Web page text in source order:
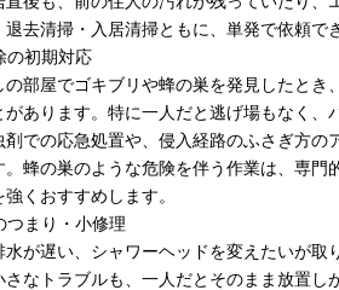
退去清掃・入居清掃ともに、単発で依頼で
の初期対応
の部屋でゴキブリや蜂の巣を発見したと
があります。特に一人だと逃げ場もなく、
剤での応急処置や、侵入経路のふさぎ方
。蜂の巣のような危険を伴う作業は、専
くおすすめします。
つまり・小修理
水が遅い、シャワーヘッドを変えたいが
さなトラブルも、一人だとそのまま放置し